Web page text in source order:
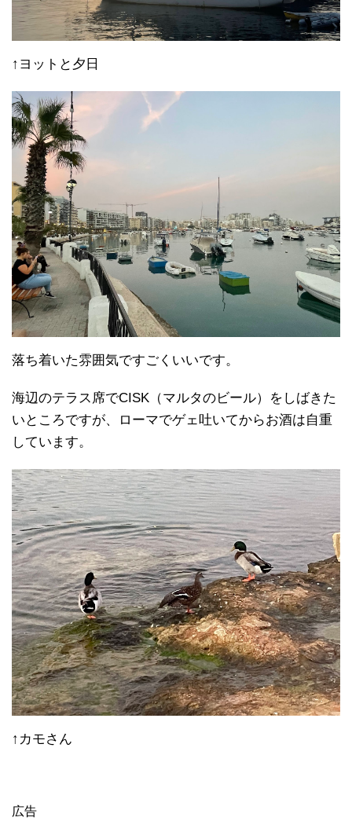
↑ヨットと夕日
落ち着いた雰囲気ですごくいいです。
海辺のテラス席でCISK（マルタのビール）をしばきた
いところですが、ローマでゲェ吐いてからお酒は自重
しています。
↑カモさん
広告